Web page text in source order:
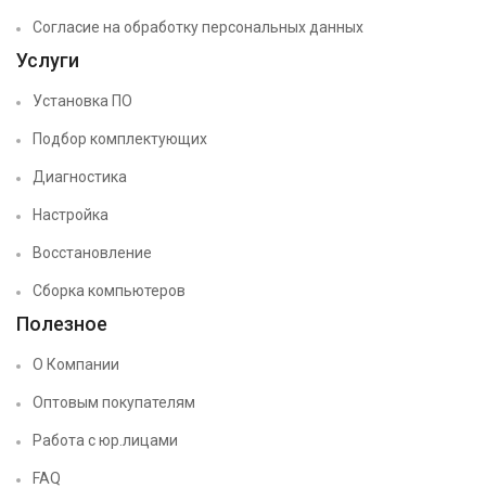
Согласие на обработку персональных данных
Услуги
Установка ПО
Подбор комплектующих
Диагностика
Настройка
Восстановление
Сборка компьютеров
Полезное
О Компании
Оптовым покупателям
Работа с юр.лицами
FAQ